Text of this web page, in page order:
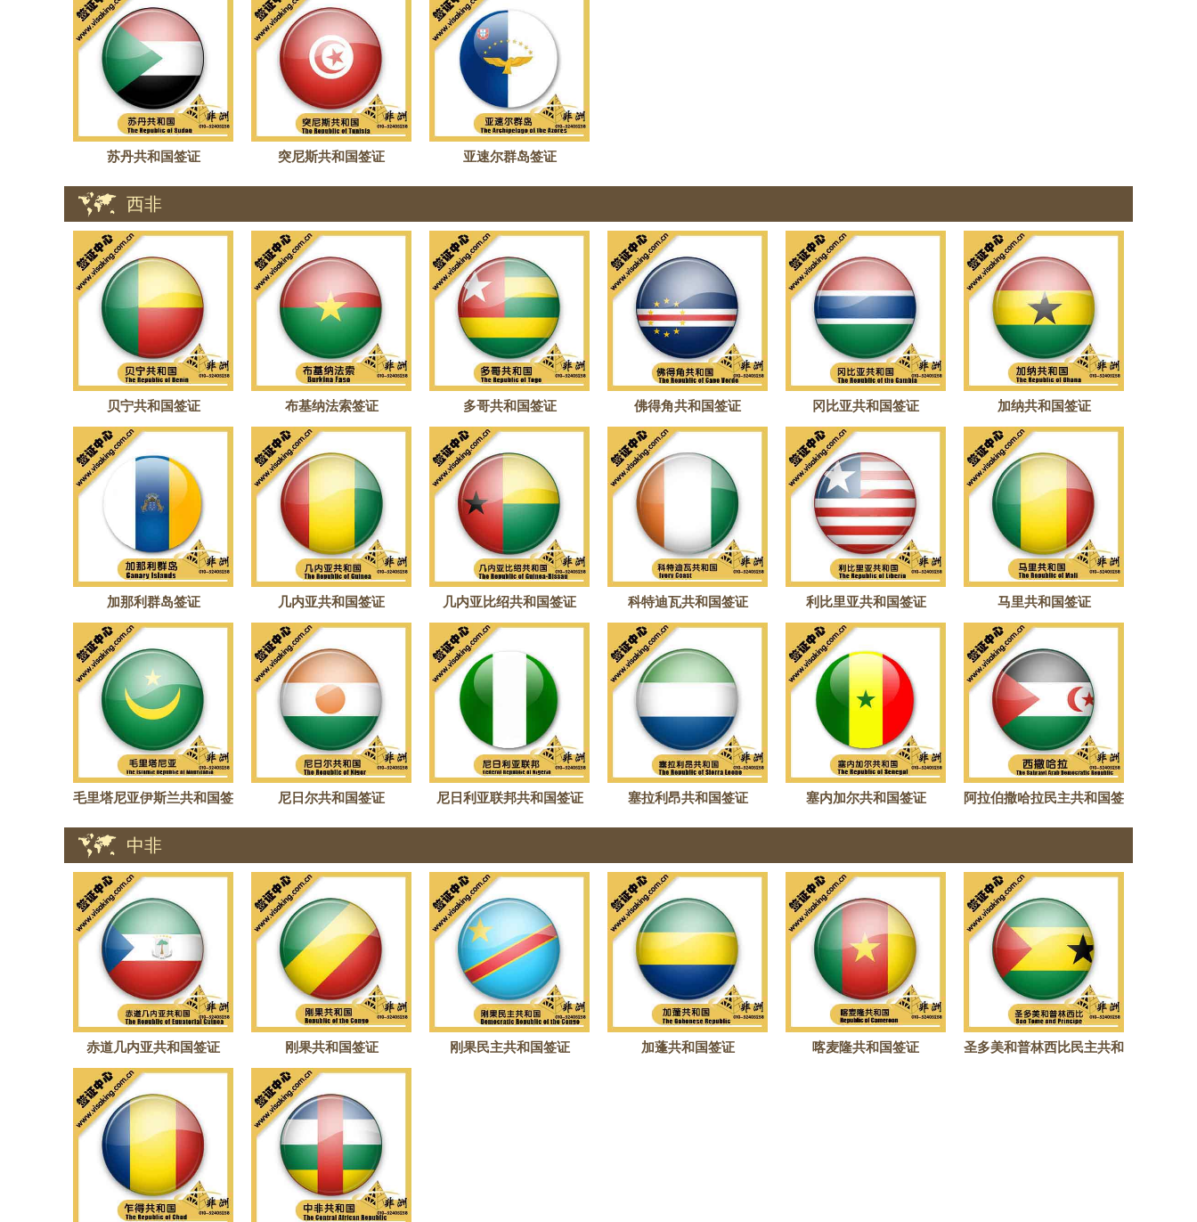
苏丹共和国签证 突尼斯共和国签证 亚速尔群岛签证
西非
贝宁共和国签证 布基纳法索签证 多哥共和国签证 佛得角共和国签证 冈比亚共和国签证 加纳共和国签证
加那利群岛签证 几内亚共和国签证 几内亚比绍共和国签证 科特迪瓦共和国签证 利比里亚共和国签证 马里共和国签证
毛里塔尼亚伊斯兰共和国签
证
尼日尔共和国签证 尼日利亚联邦共和国签证 塞拉利昂共和国签证 塞内加尔共和国签证 阿拉伯撒哈拉民主共和国签
证
中非
赤道几内亚共和国签证 刚果共和国签证 刚果民主共和国签证 加蓬共和国签证 喀麦隆共和国签证 圣多美和普林西比民主共和